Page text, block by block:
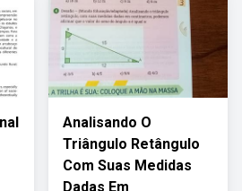
Analisando O
Triângulo Retângulo
Com Suas Medidas
Dadas Em